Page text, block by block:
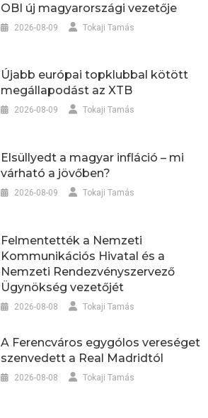
OBI új magyarországi vezetője
2026-08-09 Tokaji Tamás
Újabb európai topklubbal kötött
megállapodást az XTB
2026-08-09 Tokaji Tamás
Elsüllyedt a magyar infláció – mi
várható a jövőben?
2026-08-09 Tokaji Tamás
Felmentették a Nemzeti
Kommunikációs Hivatal és a
Nemzeti Rendezvényszervező
Ügynökség vezetőjét
2026-08-08 Tokaji Tamás
A Ferencváros egygólos vereséget
szenvedett a Real Madridtól
2026-08-08 Tokaji Tamás